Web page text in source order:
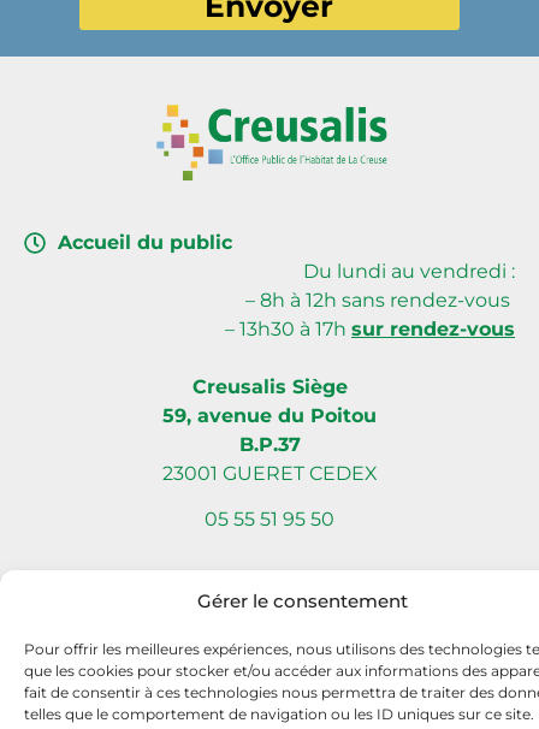
Gérer le consentement
Pour offrir les meilleures expériences, nous utilisons des technologies
que les cookies pour stocker et/ou accéder aux informations des
fait de consentir à ces technologies nous permettra de traiter des
telles que le comportement de navigation ou les ID uniques sur ce site.
Accueil du public
Du lundi au vendredi :
– 8h à 12h sans rendez-vous
– 13h30 à 17h sur rendez-vous
Creusalis Siège
59, avenue du Poitou
B.P.37
23001 GUERET CEDEX
05 55 51 95 50
à Nantes Sud (Vallet)